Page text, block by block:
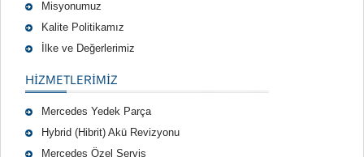
Misyonumuz
Kalite Politikamız
İlke ve Değerlerimiz
HIZMETLERIMIZ
Mercedes Yedek Parça
Hybrid (Hibrit) Akü Revizyonu
Mercedes Özel Servis